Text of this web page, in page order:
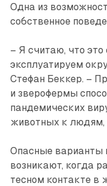
Одна из
собственное
– Я считаю, что
эксплуатируем
Стефан Беккер. –
и зверофермы
пандемических
животных к людям,
Опасные варианты
возникают, когда
тесном контакте в